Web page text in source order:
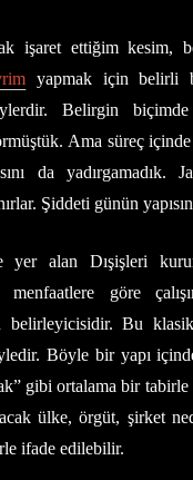
işaret ettiğim kesim,
yapmak için belirli
Belirgin biçimde
Ama süreç
da yadırgamadık.
Şiddeti günün
yer alan Dışişleri
menfaatlere göre
belirleyicisidir. Bu
Böyle bir yapı
gibi ortalama bir
ülke, örgüt, şirket
ifade edilebilir.